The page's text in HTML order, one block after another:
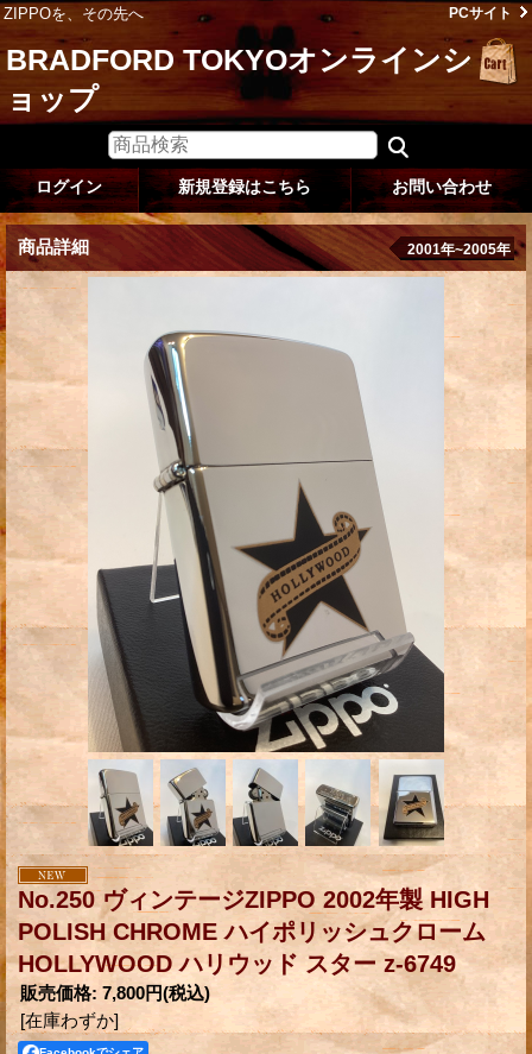
ZIPPOを、その先へ PCサイト
BRADFORD TOKYOオンラインシ
ョップ
ログイン 新規登録はこちら お問い合わせ
商品詳細 2001年~2005年
No.250 ヴィンテージZIPPO 2002年製 HIGH
POLISH CHROME ハイポリッシュクローム
HOLLYWOOD ハリウッド スター z-6749
販売価格: 7,800円(税込)
[在庫わずか]